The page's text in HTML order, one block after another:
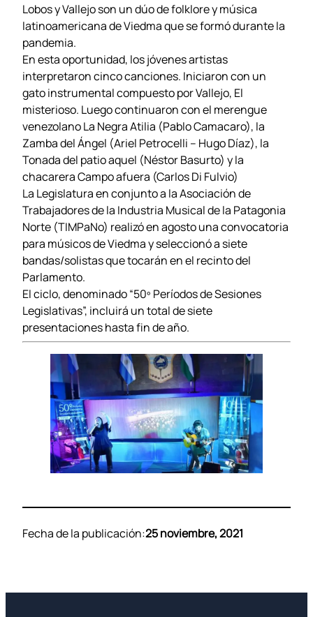
Lobos y Vallejo son un dúo de folklore y música
latinoamericana de Viedma que se formó durante la
pandemia.
En esta oportunidad, los jóvenes artistas
interpretaron cinco canciones. Iniciaron con un
gato instrumental compuesto por Vallejo, El
misterioso. Luego continuaron con el merengue
venezolano La Negra Atilia (Pablo Camacaro), la
Zamba del Ángel (Ariel Petrocelli – Hugo Díaz), la
Tonada del patio aquel (Néstor Basurto) y la
chacarera Campo afuera (Carlos Di Fulvio)
La Legislatura en conjunto a la Asociación de
Trabajadores de la Industria Musical de la Patagonia
Norte (TIMPaNo) realizó en agosto una convocatoria
para músicos de Viedma y seleccionó a siete
bandas/solistas que tocarán en el recinto del
Parlamento.
El ciclo, denominado “50º Períodos de Sesiones
Legislativas”, incluirá un total de siete
presentaciones hasta fin de año.
Fecha de la publicación:25 noviembre, 2021